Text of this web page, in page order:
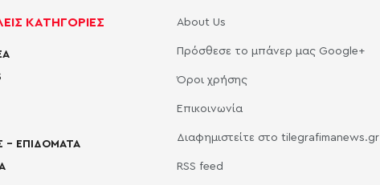
ΚΑΤΗΓΟΡΙΕΣ
– ΕΠΙΔΟΜΑΤΑ
About Us
Πρόσθεσε το μπάνερ μας Google+
Όροι χρήσης
Επικοινωνία
Διαφημιστείτε στο tilegrafimanews.gr
RSS feed